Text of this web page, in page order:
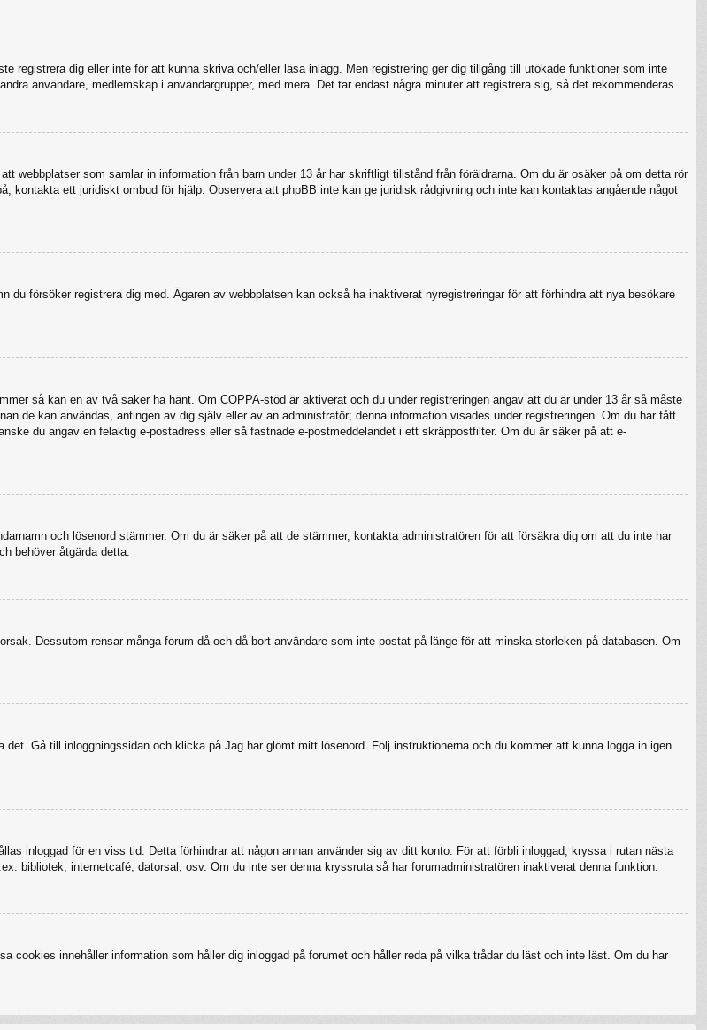
registrera dig eller inte för att kunna skriva och/eller läsa inlägg. Men registrering ger dig tillgång till utökade funktioner som inte
användare, medlemskap i användargrupper, med mera. Det tar endast några minuter att registrera sig, så det rekommenderas.
webbplatser som samlar in information från barn under 13 år har skriftligt tillstånd från föräldrarna. Om du är osäker på om detta rör
kontakta ett juridiskt ombud för hjälp. Observera att phpBB inte kan ge juridisk rådgivning och inte kan kontaktas angående något
du försöker registrera dig med. Ägaren av webbplatsen kan också ha inaktiverat nyregistreringar för att förhindra att nya besökare
så kan en av två saker ha hänt. Om COPPA-stöd är aktiverat och du under registreringen angav att du är under 13 år så måste
de kan användas, antingen av dig själv eller av an administratör; denna information visades under registreringen. Om du har fått
du angav en felaktig e-postadress eller så fastnade e-postmeddelandet i ett skräppostfilter. Om du är säker på att e-
och lösenord stämmer. Om du är säker på att de stämmer, kontakta administratören för att försäkra dig om att du inte har
behöver åtgärda detta.
Dessutom rensar många forum då och då bort användare som inte postat på länge för att minska storleken på databasen. Om
Gå till inloggningssidan och klicka på Jag har glömt mitt lösenord. Följ instruktionerna och du kommer att kunna logga in igen
inloggad för en viss tid. Detta förhindrar att någon annan använder sig av ditt konto. För att förbli inloggad, kryssa i rutan nästa
bibliotek, internetcafé, datorsal, osv. Om du inte ser denna kryssruta så har forumadministratören inaktiverat denna funktion.
innehåller information som håller dig inloggad på forumet och håller reda på vilka trådar du läst och inte läst. Om du har